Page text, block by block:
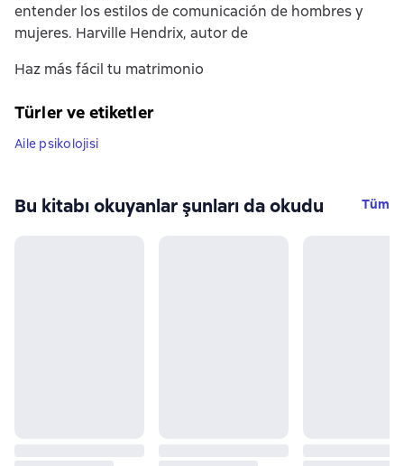
entender los estilos de comunicación de hombres y
mujeres. Harville Hendrix, autor de
Haz más fácil tu matrimonio
Türler ve etiketler
Aile psikolojisi
Bu kitabı okuyanlar şunları da okudu Tüm